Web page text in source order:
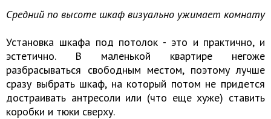
Средний по высоте шкаф визуально ужимает комнату
Установка шкафа под потолок - это и практично, и
эстетично. В маленькой квартире негоже
разбрасываться свободным местом, поэтому лучше
сразу выбрать шкаф, на который потом не придется
достраивать антресоли или (что еще хуже) ставить
коробки и тюки сверху.